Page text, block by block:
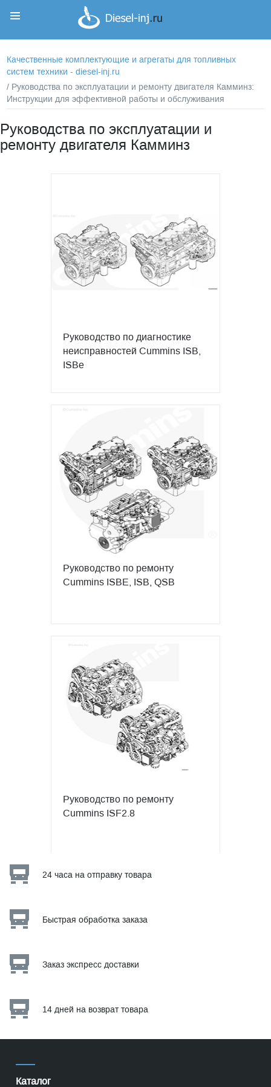
Качественные комплектующие и агрегаты для топливных
систем техники - diesel-inj.ru
/ Руководства по эксплуатации и ремонту двигателя Камминз:
Инструкции для эффективной работы и обслуживания
Руководства по эксплуатации и
ремонту двигателя Камминз
Руководство по диагностике
неисправностей Cummins ISB,
ISBe
Руководство по ремонту
Cummins ISBE, ISB, QSB
Руководство по ремонту
Cummins ISF2.8
24 часа на отправку товара
Быстрая обработка заказа
Заказ экспресс доставки
14 дней на возврат товара
Каталог